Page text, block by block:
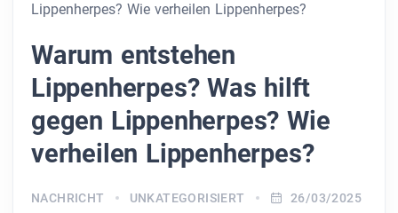
Lippenherpes? Wie verheilen Lippenherpes?
Warum entstehen
Lippenherpes? Was hilft
gegen Lippenherpes? Wie
verheilen Lippenherpes?
NACHRICHT UNKATEGORISIERT 26/03/2025